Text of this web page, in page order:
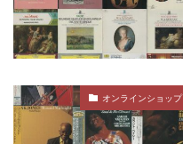
オンラインショップ